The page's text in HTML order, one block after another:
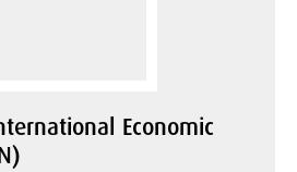
Economic